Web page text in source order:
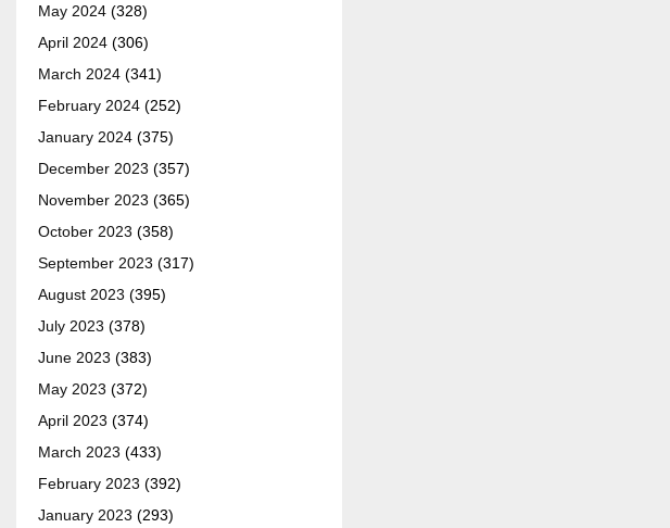
May 2024 (328)
April 2024 (306)
March 2024 (341)
February 2024 (252)
January 2024 (375)
December 2023 (357)
November 2023 (365)
October 2023 (358)
September 2023 (317)
August 2023 (395)
July 2023 (378)
June 2023 (383)
May 2023 (372)
April 2023 (374)
March 2023 (433)
February 2023 (392)
January 2023 (293)